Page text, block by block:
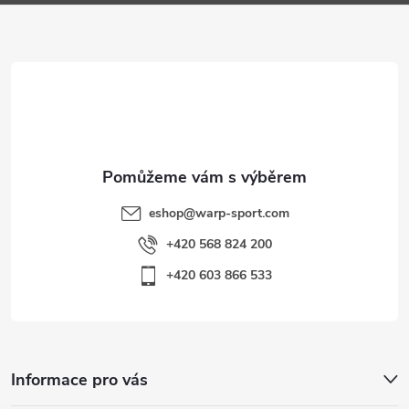
a
eshop@warp-sport.com
+420 568 824 200
+420 603 866 533
Informace pro vás